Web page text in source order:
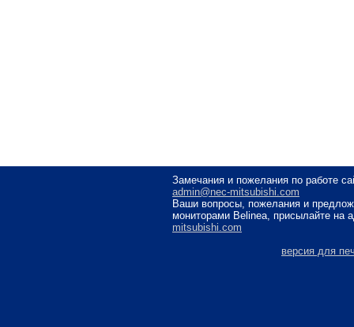
Замечания и пожелания по работе
admin@nec-mitsubishi.com
Ваши вопросы, пожелания и
мониторами Belinea, присылайте на
mitsubishi.com
версия для